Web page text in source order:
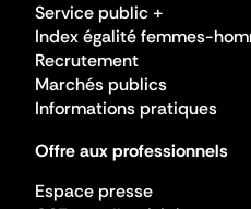
Service public +
Index égalité femmes-
Recrutement
Marchés publics
Informations pratiques
Offre aux professionnels
Espace presse